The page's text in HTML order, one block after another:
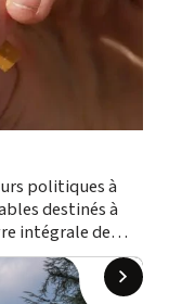
politiques à
destinés à
intégrale de la
antitabac